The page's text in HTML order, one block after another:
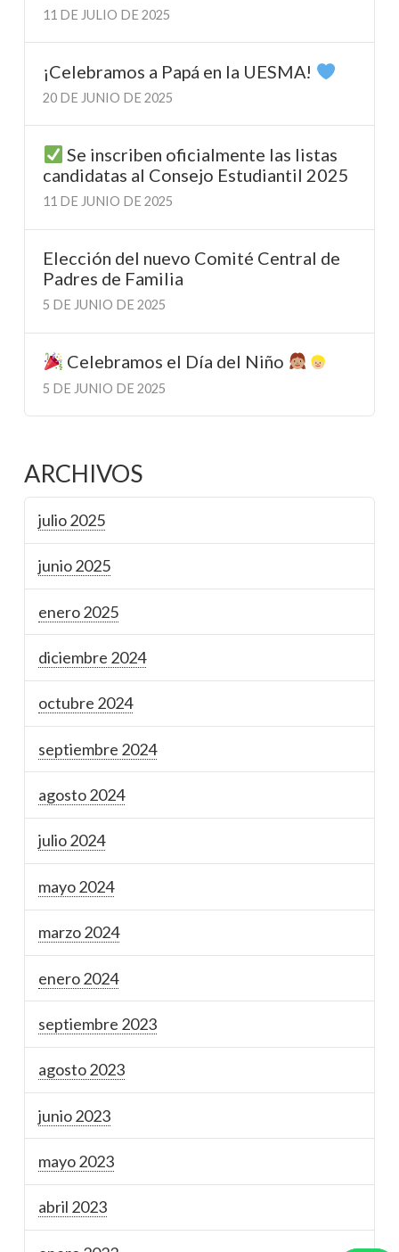
11 DE JULIO DE 2025
¡Celebramos a Papá en la UESMA!
20 DE JUNIO DE 2025
Se inscriben oficialmente las listas
candidatas al Consejo Estudiantil 2025
11 DE JUNIO DE 2025
Elección del nuevo Comité Central de
Padres de Familia
5 DE JUNIO DE 2025
Celebramos el Día del Niño
5 DE JUNIO DE 2025
ARCHIVOS
julio 2025
junio 2025
enero 2025
diciembre 2024
octubre 2024
septiembre 2024
agosto 2024
julio 2024
mayo 2024
marzo 2024
enero 2024
septiembre 2023
agosto 2023
junio 2023
mayo 2023
abril 2023